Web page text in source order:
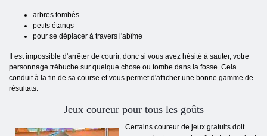
arbres tombés
petits étangs
pour se déplacer à travers l'abîme
Il est impossible d'arrêter de courir, donc si vous avez hésité à sauter, votre
personnage trébuche sur quelque chose ou tombe dans la fosse. Cela
conduit à la fin de sa course et vous permet d'afficher une bonne gamme de
résultats.
Jeux coureur pour tous les goûts
Certains coureur de jeux gratuits doit